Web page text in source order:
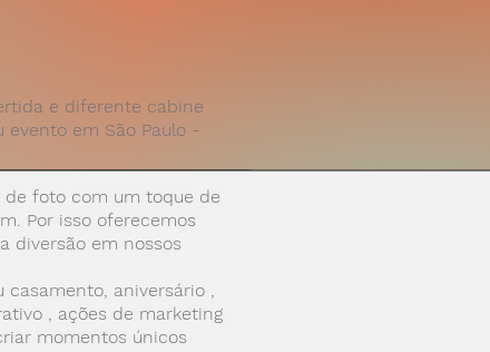
e diferente cabine
evento em São Paulo -
de foto com um toque de
Por isso oferecemos
diversão em nossos
casamento, aniversário ,
, ações de marketing
momentos únicos